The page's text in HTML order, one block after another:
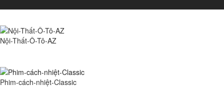
Nội-Thất-Ô-Tô-AZ
Phim-cách-nhiệt-Classic